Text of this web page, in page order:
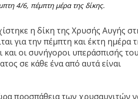
4/6, πέμπτη μέρα της δίκης.
η δίκη της Χρυσής Αυγής
για την πέμπτη και έκτη ημέρα
και οι συνήγοροι υπεράσπισής
σε κάθε ένα από αυτά είναι
προσπάθεια των χρυσαυγιτών